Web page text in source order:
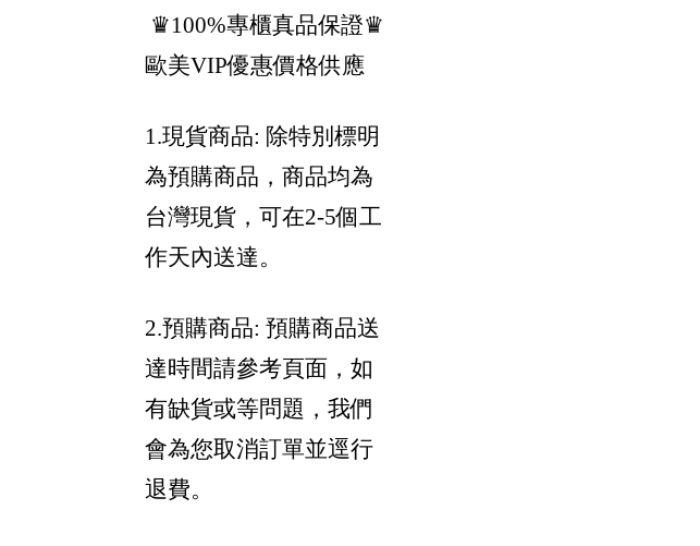
♛100%專櫃真品保證♛
歐美VIP優惠價格供應
1.現貨商品: 除特別標明
為預購商品，商品均為
台灣現貨，可在2-5個工
作天內送達。
2.預購商品: 預購商品送
達時間請參考頁面，如
有缺貨或等問題，我們
會為您取消訂單並逕行
退費。